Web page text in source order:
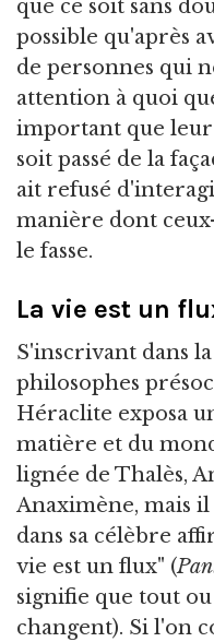
que ce soit sans
possible qu'après
de personnes qui
attention à quoi
important que
soit passé de la
ait refusé
manière dont
le fasse.
La vie est un
S'inscrivant dans
philosophes
Héraclite exposa
matière et du
lignée de Thalès,
Anaximène, mais il
dans sa célèbre
vie est un flux" (
signifie que tout ou
changent). Si l'on